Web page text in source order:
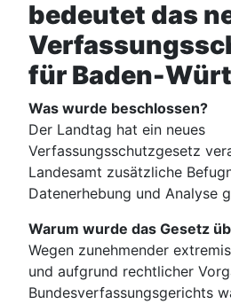
bedeutet das
für Baden-
Was wurde beschlossen?
Der Landtag hat ein neues
Verfassungsschutzgesetz
Landesamt zusätzliche
Datenerhebung und Analyse
Warum wurde das Gesetz
Wegen zunehmender
und aufgrund rechtlicher
Bundesverfassungsgerichts